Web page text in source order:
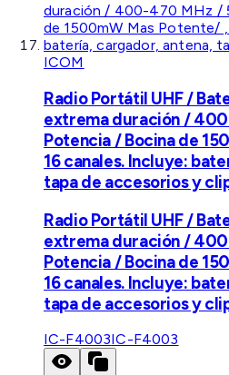
ICOM
Radio Portátil UHF /
extrema duración /
Potencia / Bocina de
16 canales. Incluye:
tapa de accesorios y
Radio Portátil UHF /
extrema duración /
Potencia / Bocina de
16 canales. Incluye:
tapa de accesorios y
IC-F4003IC-F4003